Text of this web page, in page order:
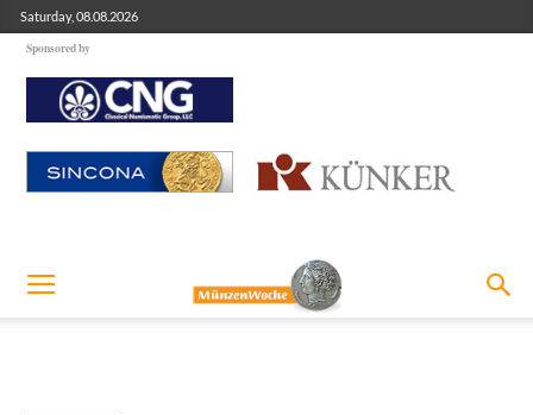
Saturday, 08.08.2026
Sponsored by